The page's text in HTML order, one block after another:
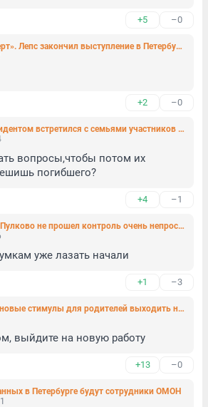
+5 –0
«Напряженный концерт». Лепс закончил выступление в Петербурге, швырнув микрофон, зрители в смущении
+2 –0
Беглов вслед за президентом встретился с семьями участников СВО. Там была и мать, приходившая к Путину
вопросы,чтобы потом их
погибшего?
+4 –1
Модный приговор. В Пулково не прошел контроль очень непростой багаж за 18 тысяч евро
уже лазать начали
+1 –3
Путин призвал найти новые стимулы для родителей выходить на работу
выйдите на новую работу
+13 –0
в Петербурге будут сотрудники ОМОН